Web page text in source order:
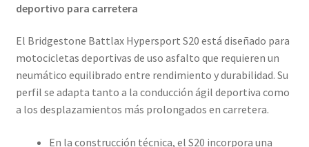
deportivo para carretera
El Bridgestone Battlax Hypersport S20 está diseñado para
motocicletas deportivas de uso asfalto que requieren un
neumático equilibrado entre rendimiento y durabilidad. Su
perfil se adapta tanto a la conducción ágil deportiva como
a los desplazamientos más prolongados en carretera.
En la construcción técnica, el S20 incorpora una